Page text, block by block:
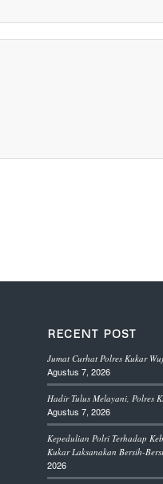
RECENT POST
Jumat Curhat Polres Kukar
Agustus 7, 2026
Hadir Tulus Melayani, Polres
Agustus 7, 2026
Kepedulian Polri Terhadap
Kukar Laksanakan Bersih-
2026